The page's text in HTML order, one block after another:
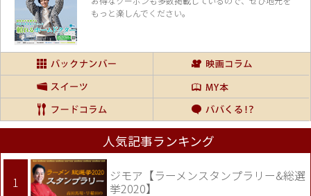
もっと楽しんでください。
人気記事ランキング
ジモア【ラーメンスタンプラリー&総選
挙2020】